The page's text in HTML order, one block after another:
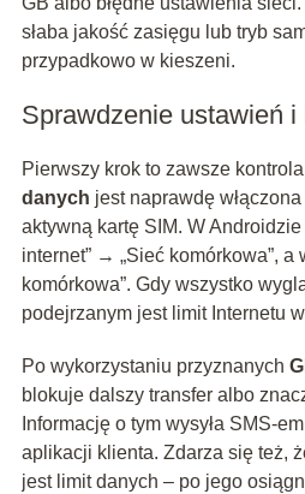
słaba jakość zasięgu lub tryb
przypadkowo w kieszeni.
Sprawdzenie ustawień i
Pierwszy krok to zawsze
danych jest naprawdę
aktywną kartę SIM. W
internet” → „Sieć komórkowa”, a
komórkowa”. Gdy wszystko
podejrzanym jest limit Internetu
Po wykorzystaniu przyznanych
blokuje dalszy transfer albo
Informację o tym wysyła
aplikacji klienta. Zdarza się też,
jest limit danych – po jego